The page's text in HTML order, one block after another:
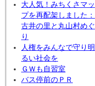
大人気！みちくさマッ
プを再配架しました：
古井の里と丸山村めぐ
り
人権をみんなで守り明
るい社会を
ＧＷも自習室
バス停前のＰＲ